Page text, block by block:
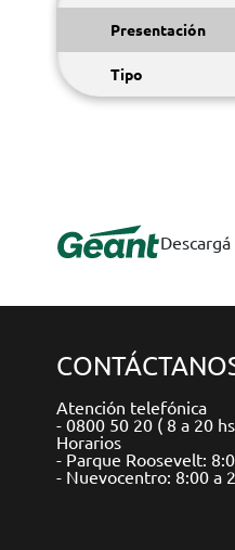
Presentación
Tipo
Atención telefónica
- 0800 50 20 ( 8 a 20
Horarios
- Parque Roosevelt:
- Nuevocentro: 8:00 a